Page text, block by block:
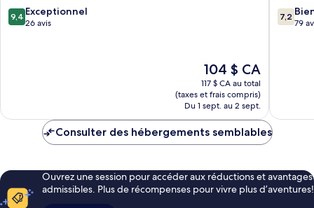
9.4
sur
9,4 Exceptionnel
26 avis
Le
prix
est
de
104 $ CA
104 $ CA
117 $ CA au total
(taxes et frais compris)
Du 1 sept. au 2 sept.
7.2
sur
7,2
79
Consulter des hébergements semblables
Ouvrez une session pour accéder aux réductions et avantages
admissibles. Plus de récompenses pour vivre plus d’aventures!